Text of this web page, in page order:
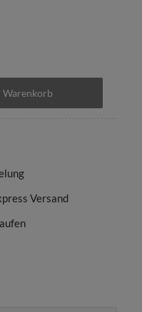
Warenkorb
Versand